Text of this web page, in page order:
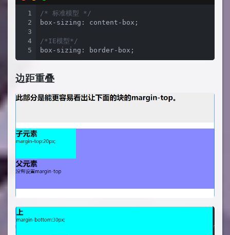
1
2
3
4
5
/* 标准模型 */
box-sizing: content-box;
/*IE模型*/
box-sizing: border-box;
边距重叠